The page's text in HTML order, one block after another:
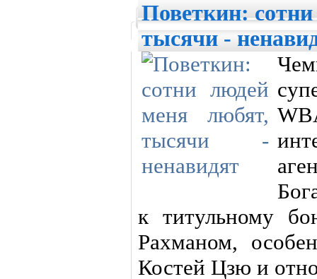
Поветкин:
тысячи -
к титульному
Рахманом,
Костей Цзю и